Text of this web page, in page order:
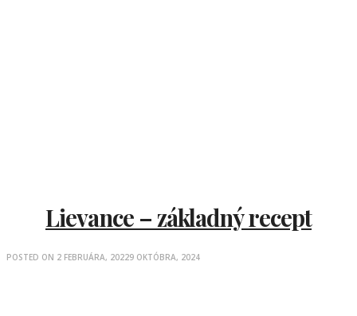
Lievance – základný recept
POSTED ON 2 FEBRUÁRA, 20229 OKTÓBRA, 2024